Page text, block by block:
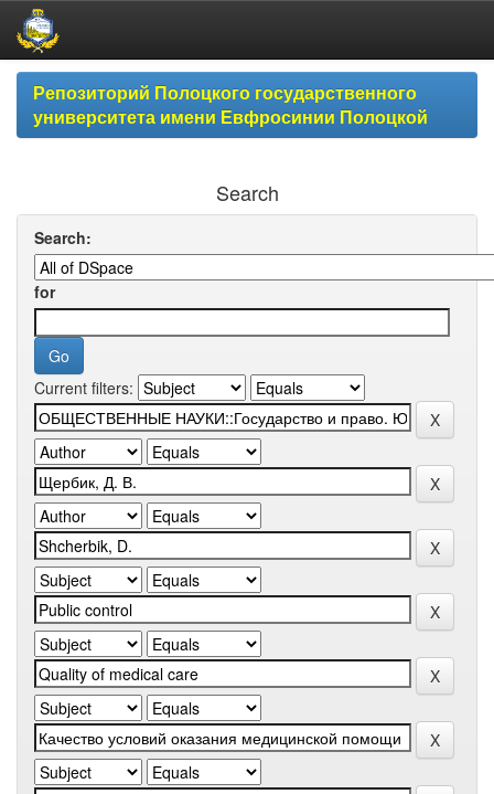
Skip
navigationРепозиторий Полоцкого государственного
университета имени Евфросинии Полоцкой
Search
Search:
for
Current filters: